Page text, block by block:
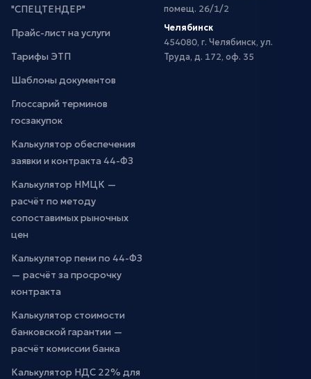
"СПЕЦТЕНДЕР"
Прайс-лист на услуги
Тарифы ЭТП
Шаблоны документов
Глоссарий терминов
госзакупок
Калькулятор обеспечения
заявки и контракта 44-ФЗ
Калькулятор НМЦК —
расчёт по методу
сопоставимых рыночных
цен
Калькулятор пени по 44-ФЗ
— расчёт за просрочку
контракта
Калькулятор стоимости
банковской гарантии —
расчёт комиссии банка
Калькулятор НДС 22% для
помещ. 26/1/2
Челябинск
454080, г. Челябинск, ул.
Труда, д. 172, оф. 35